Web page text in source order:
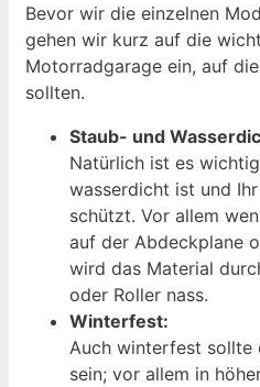
Bevor wir die einzelnen
gehen wir kurz auf die
Motorradgarage ein, auf
sollten.
Staub- und
Natürlich ist es
wasserdicht ist und
schützt. Vor allem
auf der Abdeckplane
wird das Material
oder Roller nass.
Winterfest:
Auch winterfest sollte
sein; vor allem in